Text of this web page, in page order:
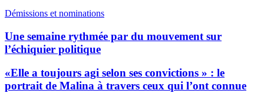
Démissions et nominations
Une semaine rythmée par du mouvement sur
l’échiquier politique
«Elle a toujours agi selon ses convictions » : le
portrait de Malina à travers ceux qui l’ont connue